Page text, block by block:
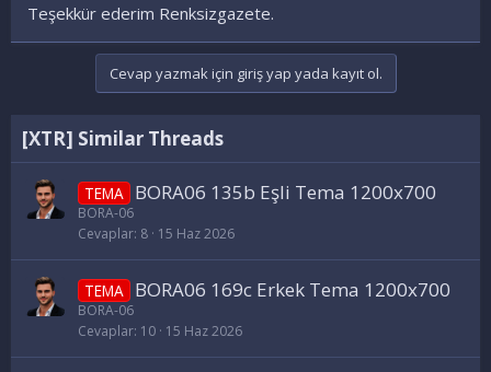
Teşekkür ederim Renksizgazete.
Cevap yazmak için giriş yap yada kayıt ol.
[XTR] Similar Threads
TEMA BORA06 135b Eşli Tema 1200x700
BORA-06
Cevaplar 8 15 Haz 2026
TEMA BORA06 169c Erkek Tema 1200x700
BORA-06
Cevaplar 10 15 Haz 2026